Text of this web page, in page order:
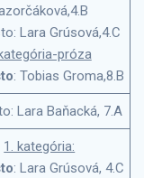
Lara Grúsová,4.C
próza
: Tobias Groma,8.B
Lara Baňacká, 7.A
1. kategória:
: Lara Grúsová, 4.C